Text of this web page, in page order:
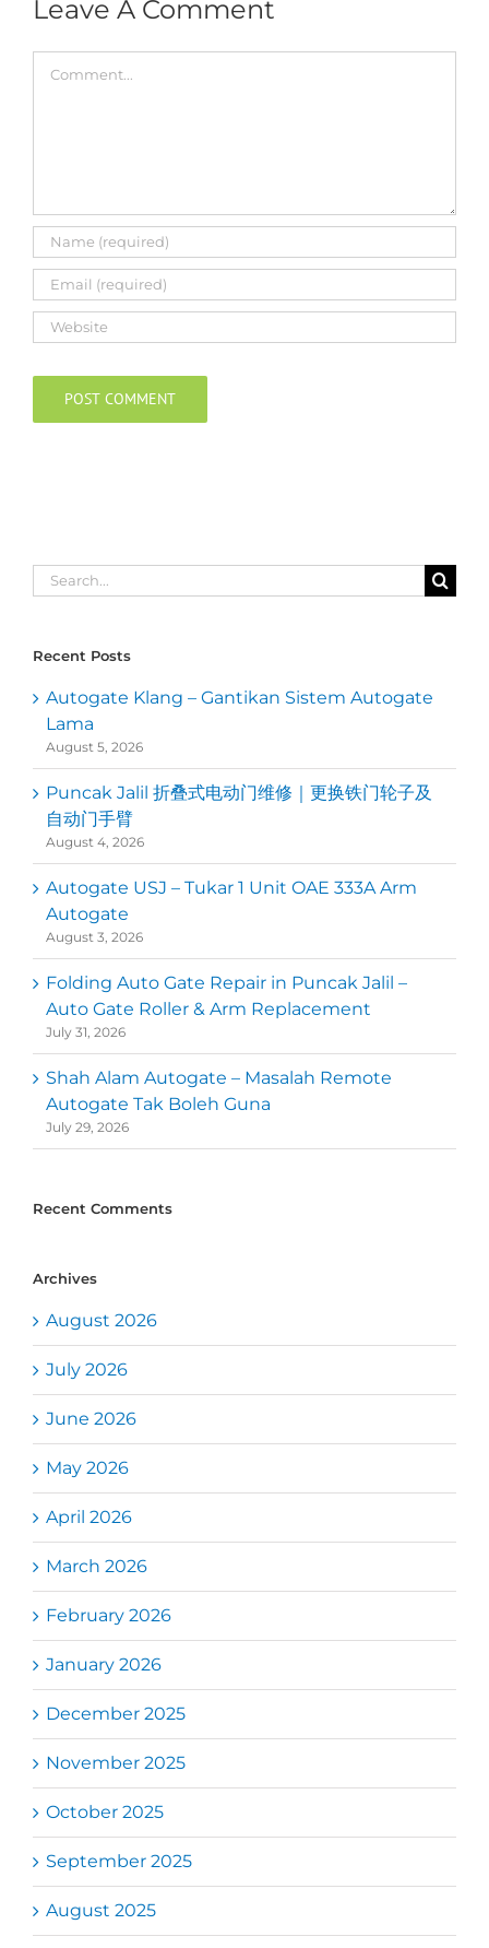
Leave A Comment
Search
for:
Recent Posts
Autogate Klang – Gantikan Sistem Autogate
Lama
August 5, 2026
Puncak Jalil 折叠式电动门维修｜更换铁门轮子及
自动门手臂
August 4, 2026
Autogate USJ – Tukar 1 Unit OAE 333A Arm
Autogate
August 3, 2026
Folding Auto Gate Repair in Puncak Jalil –
Auto Gate Roller & Arm Replacement
July 31, 2026
Shah Alam Autogate – Masalah Remote
Autogate Tak Boleh Guna
July 29, 2026
Recent Comments
Archives
August 2026
July 2026
June 2026
May 2026
April 2026
March 2026
February 2026
January 2026
December 2025
November 2025
October 2025
September 2025
August 2025